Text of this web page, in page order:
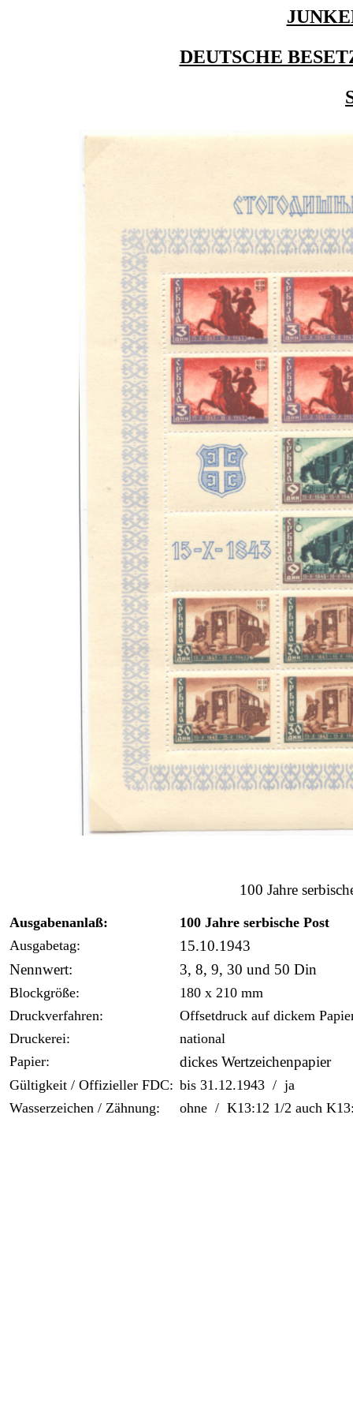
DEUTSCHE
100 Jahre
Ausgabenanlaß:
100 Jahre serbische Post
Ausgabetag:
15.10.1943
Nennwert:
3, 8, 9, 30 und 50 Din
Blockgröße:
180 x 210 mm
Druckverfahren:
Offsetdruck auf dickem
Druckerei:
national
Papier:
dickes Wertzeichenpapier
Gültigkeit / Offizieller FDC: bis 31.12.1943 / ja
Wasserzeichen / Zähnung:
ohne / K13:12 1/2 auch